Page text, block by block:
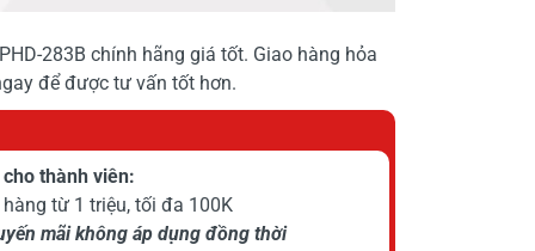
283B chính hãng giá tốt. Giao hàng hỏa
để được tư vấn tốt hơn.
thành viên:
từ 1 triệu, tối đa 100K
mãi không áp dụng đồng thời